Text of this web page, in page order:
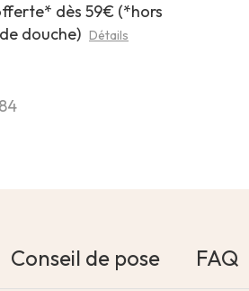
dès 59€ (*hors
douche) Détails
Conseil de pose FAQ